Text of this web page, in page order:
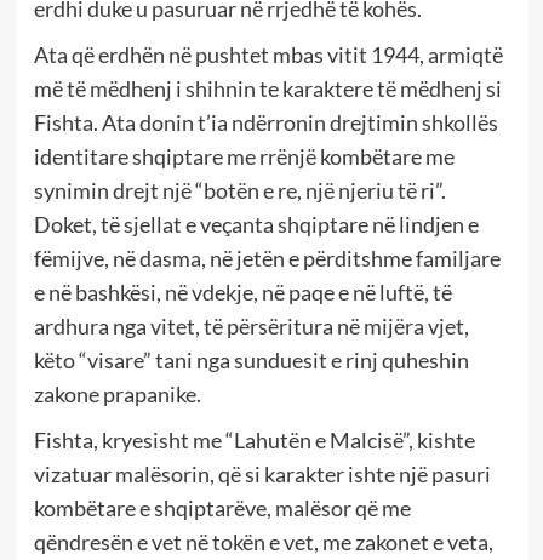
erdhi duke u pasuruar në rrjedhë të kohës.
Ata që erdhën në pushtet mbas vitit 1944, armiqtë
më të mëdhenj i shihnin te karaktere të mëdhenj si
Fishta. Ata donin t’ia ndërronin drejtimin shkollës
identitare shqiptare me rrënjë kombëtare me
synimin drejt një “botën e re, një njeriu të ri”.
Doket, të sjellat e veçanta shqiptare në lindjen e
fëmijve, në dasma, në jetën e përditshme familjare
e në bashkësi, në vdekje, në paqe e në luftë, të
ardhura nga vitet, të përsëritura në mijëra vjet,
këto “visare” tani nga sunduesit e rinj quheshin
zakone prapanike.
Fishta, kryesisht me “Lahutën e Malcisë”, kishte
vizatuar malësorin, që si karakter ishte një pasuri
kombëtare e shqiptarëve, malësor që me
qëndresën e vet në tokën e vet, me zakonet e veta,